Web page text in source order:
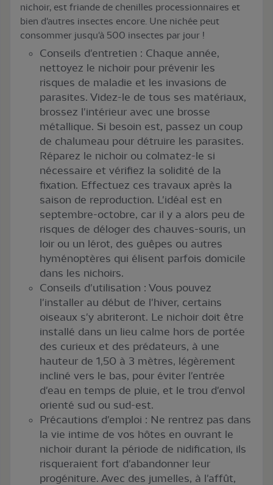
nichoir, est friande de chenilles processionnaires et
bien d'autres insectes encore. Une nichée peut
consommer jusqu'à 500 insectes par jour !
Conseils d'entretien : Chaque année,
nettoyez le nichoir pour prévenir les
risques de maladie et les invasions de
parasites. Videz-le de tous ses matériaux,
brossez l'intérieur avec une brosse
métallique. Si besoin est, passez un coup
de chalumeau pour détruire les parasites.
Réparez le nichoir ou colmatez-le si
nécessaire et vérifiez la solidité de la
fixation. Effectuez ces travaux après la
saison de reproduction. L'idéal est en
septembre-octobre, car il y a alors peu de
risques de déloger des chauves-souris, un
loir ou un lérot, des guêpes ou autres
hyménoptères qui élisent parfois domicile
dans les nichoirs.
Conseils d'utilisation : Vous pouvez
l'installer au début de l'hiver, certains
oiseaux s'y abriteront. Le nichoir doit être
installé dans un lieu calme hors de portée
des curieux et des prédateurs, à une
hauteur de 1,50 à 3 mètres, légèrement
incliné vers le bas, pour éviter l'entrée
d'eau en temps de pluie, et le trou d'envol
orienté sud ou sud-est.
Précautions d'emploi : Ne rentrez pas dans
la vie intime de vos hôtes en ouvrant le
nichoir durant la période de nidification, ils
risqueraient fort d'abandonner leur
progéniture. Avec des jumelles, à l'affût,